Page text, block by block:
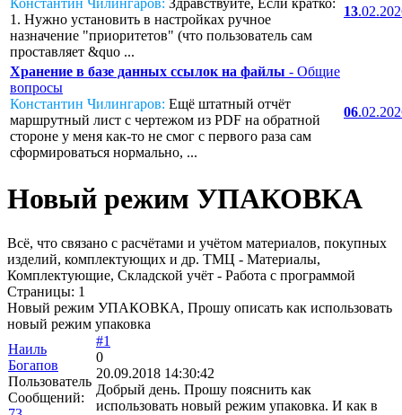
Константин Чилингаров: Здравствуйте, Если кратко:
1. Нужно установить в настройках ручное
назначение "приоритетов" (что пользователь сам
проставляет &quo ...
13
Хранение в базе данных ссылок на файлы - Общие
вопросы
Константин Чилингаров: Ещё штатный отчёт
маршрутный лист с чертежом из PDF на обратной
стороне у меня как-то не смог с первого раза сам
сформироваться нормально, ...
06
Новый режим УПАКОВКА
Всё, что связано с расчётами и учётом материалов, покупных
изделий, комплектующих и др. ТМЦ - Материалы,
Комплектующие, Складской учёт - Работа с программой
Страницы: 1
Новый режим УПАКОВКА, Прошу описать как использовать
новый режим упаковка
Наиль
Богапов
Пользователь
Сообщений:
#1
0
20.09.2018 14:30:42
Добрый день. Прошу пояснить как
использовать новый режим упаковка. И как в